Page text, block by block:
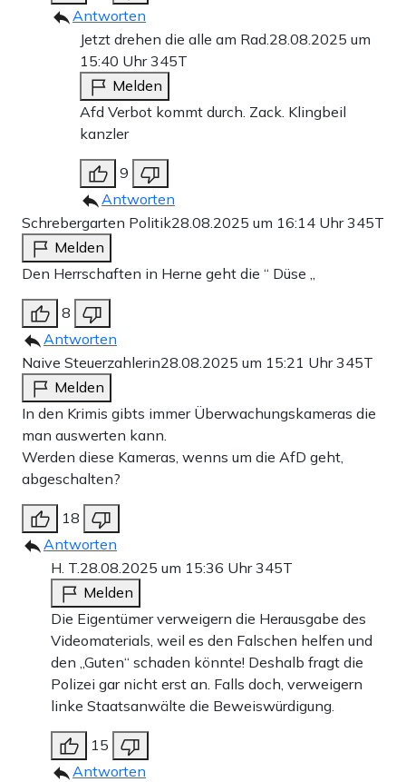
Antworten
Jetzt drehen die alle am Rad.28.08.2025 um
15:40 Uhr345T
Melden
Afd Verbot kommt durch. Zack. Klingbeil
kanzler
9
Antworten
Schrebergarten Politik28.08.2025 um 16:14 Uhr345T
Melden
Den Herrschaften in Herne geht die “ Düse „
8
Antworten
Naive Steuerzahlerin28.08.2025 um 15:21 Uhr345T
Melden
In den Krimis gibts immer Überwachungskameras die
man auswerten kann.
Werden diese Kameras, wenns um die AfD geht,
abgeschalten?
18
Antworten
H. T.28.08.2025 um 15:36 Uhr345T
Melden
Die Eigentümer verweigern die Herausgabe des
Videomaterials, weil es den Falschen helfen und
den „Guten“ schaden könnte! Deshalb fragt die
Polizei gar nicht erst an. Falls doch, verweigern
linke Staatsanwälte die Beweiswürdigung.
15
Antworten